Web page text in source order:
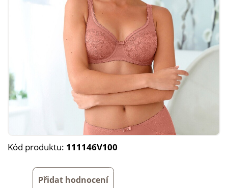
Kód produktu: 111146V100
Přidat hodnocení